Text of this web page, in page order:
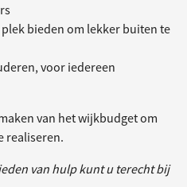
bieden om lekker buiten te
voor iedereen
van het wijkbudget om
realiseren.
van hulp kunt u terecht bij